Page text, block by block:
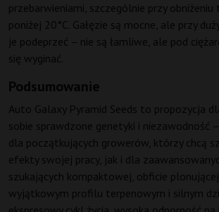
przebarwieniami, szczególnie przy
poniżej 20°C. Gałęzie są mocne, ale przy
je podeprzeć – nie są łamliwe, ale pod
się wyginać.
Podsumowanie
Auto Galaxy Pyramid Seeds to propozycja
sobie sprawdzone genetyki i niezawodność
dla początkujących growerów, którzy chcą
efekty swojej pracy, jak i dla
szukających kompaktowej, obficie
wyjątkowym profilu terpenowym i silnym